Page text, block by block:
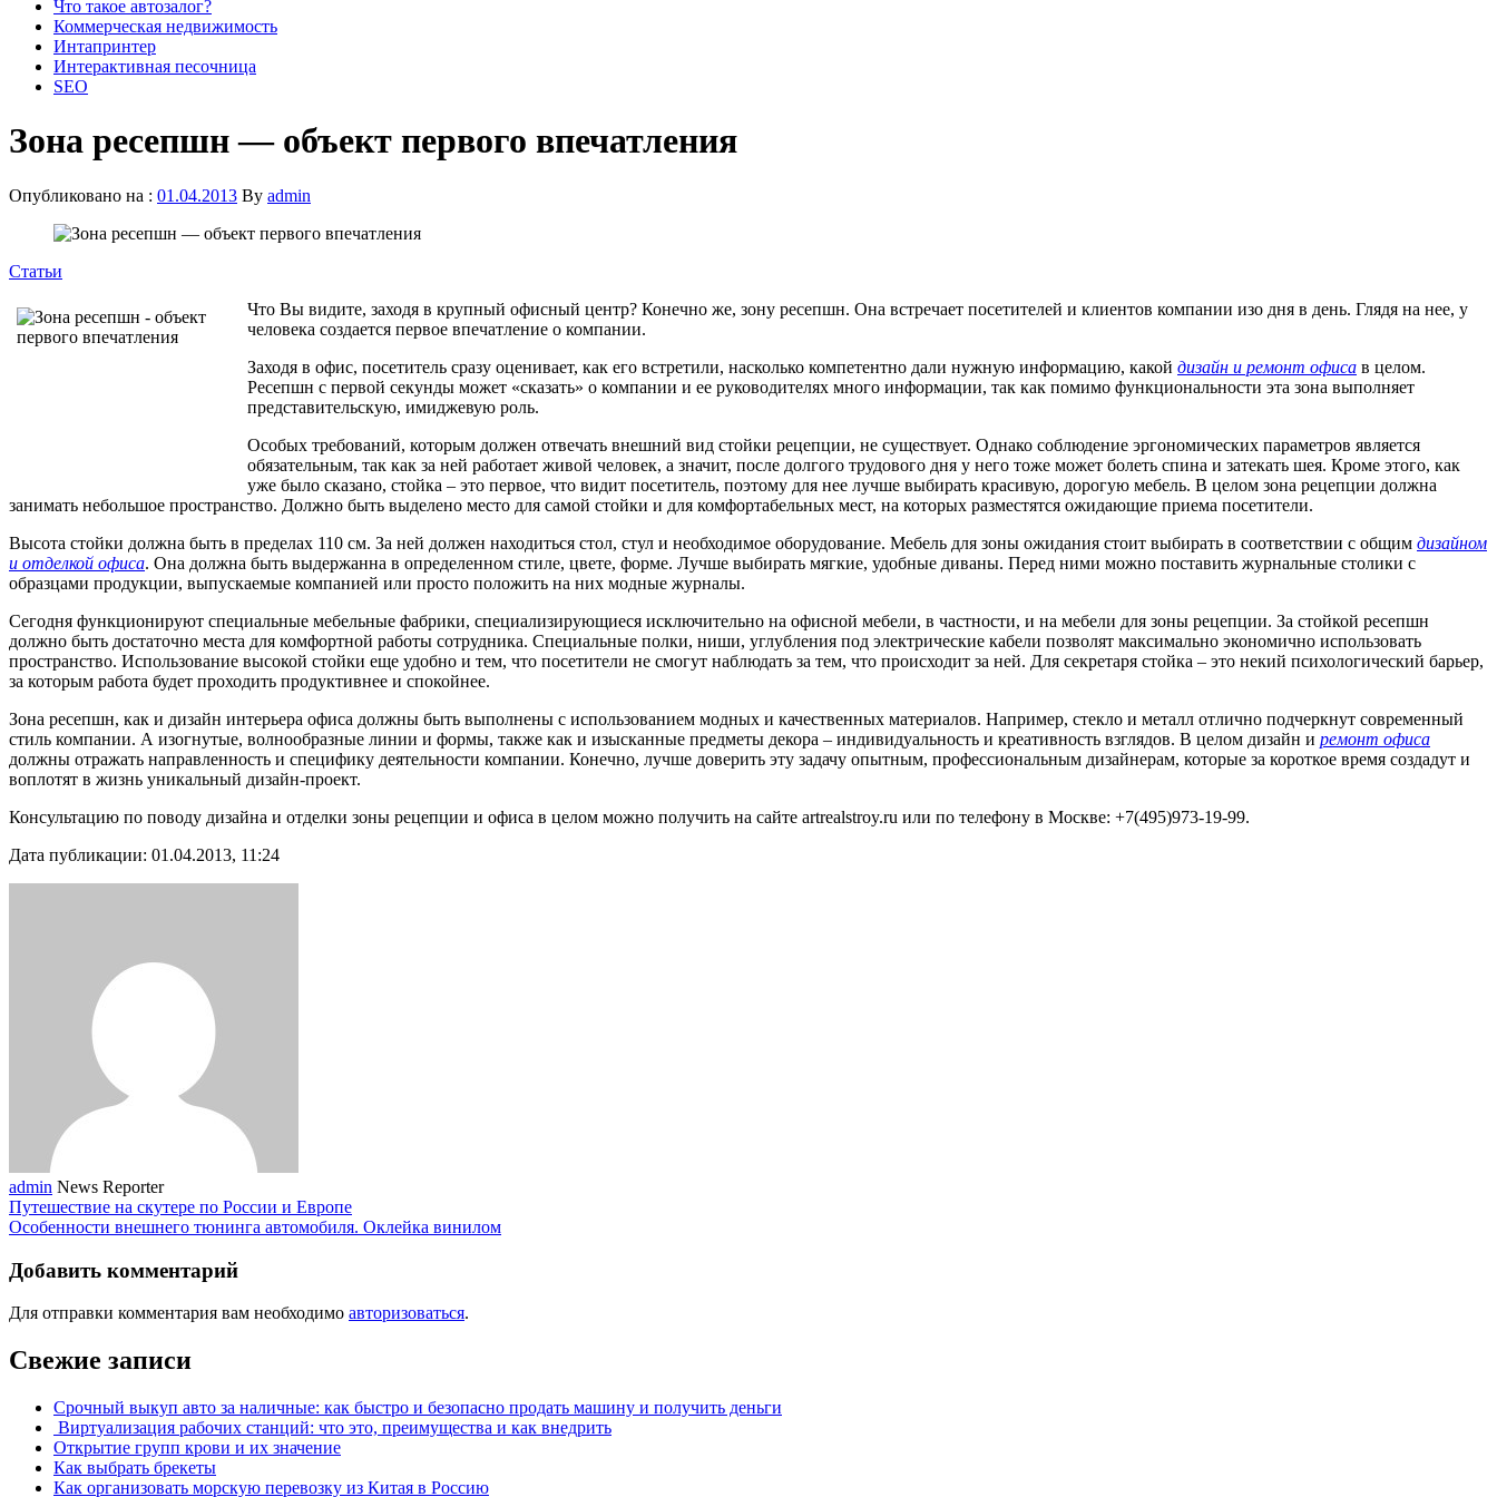
Что такое автозалог?
Коммерческая недвижимость
Интапринтер
Интерактивная песочница
SEO
Зона ресепшн — объект первого впечатления
Опубликовано на : 01.04.2013 By admin
Статьи
Что Вы видите, заходя в крупный офисный центр? Конечно же, зону ресепшн. Она встречает посетителей и клиентов компании изо дня в день. Глядя на нее, у
человека создается первое впечатление о компании.
Заходя в офис, посетитель сразу оценивает, как его встретили, насколько компетентно дали нужную информацию, какой дизайн и ремонт офиса в целом.
Ресепшн с первой секунды может «сказать» о компании и ее руководителях много информации, так как помимо функциональности эта зона выполняет
представительскую, имиджевую роль.
Особых требований, которым должен отвечать внешний вид стойки рецепции, не существует. Однако соблюдение эргономических параметров является
обязательным, так как за ней работает живой человек, а значит, после долгого трудового дня у него тоже может болеть спина и затекать шея. Кроме этого, как
уже было сказано, стойка – это первое, что видит посетитель, поэтому для нее лучше выбирать красивую, дорогую мебель. В целом зона рецепции должна
занимать небольшое пространство. Должно быть выделено место для самой стойки и для комфортабельных мест, на которых разместятся ожидающие приема посетители.
Высота стойки должна быть в пределах 110 см. За ней должен находиться стол, стул и необходимое оборудование. Мебель для зоны ожидания стоит выбирать в соответствии с общим дизайном
и отделкой офиса. Она должна быть выдержанна в определенном стиле, цвете, форме. Лучше выбирать мягкие, удобные диваны. Перед ними можно поставить журнальные столики с
образцами продукции, выпускаемые компанией или просто положить на них модные журналы.
Сегодня функционируют специальные мебельные фабрики, специализирующиеся исключительно на офисной мебели, в частности, и на мебели для зоны рецепции. За стойкой ресепшн
должно быть достаточно места для комфортной работы сотрудника. Специальные полки, ниши, углубления под электрические кабели позволят максимально экономично использовать
пространство. Использование высокой стойки еще удобно и тем, что посетители не смогут наблюдать за тем, что происходит за ней. Для секретаря стойка – это некий психологический барьер,
за которым работа будет проходить продуктивнее и спокойнее.
Зона ресепшн, как и дизайн интерьера офиса должны быть выполнены с использованием модных и качественных материалов. Например, стекло и металл отлично подчеркнут современный
стиль компании. А изогнутые, волнообразные линии и формы, также как и изысканные предметы декора – индивидуальность и креативность взглядов. В целом дизайн и ремонт офиса
должны отражать направленность и специфику деятельности компании. Конечно, лучше доверить эту задачу опытным, профессиональным дизайнерам, которые за короткое время создадут и
воплотят в жизнь уникальный дизайн-проект.
Консультацию по поводу дизайна и отделки зоны рецепции и офиса в целом можно получить на сайте artrealstroy.ru или по телефону в Москве: +7(495)973-19-99.
Дата публикации: 01.04.2013, 11:24
admin News Reporter
Путешествие на скутере по России и Европе
Особенности внешнего тюнинга автомобиля. Оклейка винилом
Добавить комментарий
Для отправки комментария вам необходимо авторизоваться.
Свежие записи
Срочный выкуп авто за наличные: как быстро и безопасно продать машину и получить деньги
Виртуализация рабочих станций: что это, преимущества и как внедрить
Открытие групп крови и их значение
Как выбрать брекеты
Как организовать морскую перевозку из Китая в Россию